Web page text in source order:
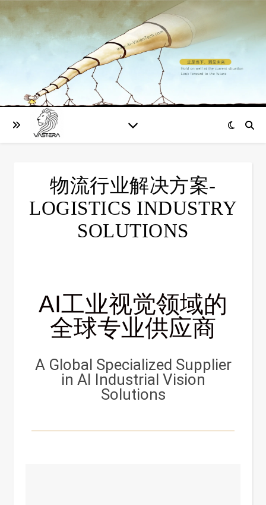
物流行业解决方案-
LOGISTICS INDUSTRY
SOLUTIONS
AI工业视觉领域的
全球专业供应商
A Global Specialized Supplier
in AI Industrial Vision
Solutions